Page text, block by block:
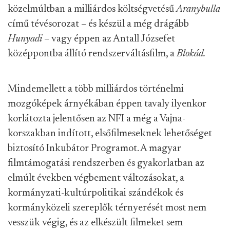
közelmúltban a milliárdos költségvetésűAranybulla
című tévésorozat – és készül a még drágább
Hunyadi – vagy éppen az Antall Józsefet
középpontba állító rendszerváltásfilm, aBlokád.
Mindemellett a több milliárdos történelmi
mozgóképek árnyékában éppen tavaly ilyenkor
korlátozta jelentősen az NFI a még a Vajna-
korszakban indított, elsőfilmeseknek lehetőséget
biztosító Inkubátor Programot. A magyar
filmtámogatási rendszerben és gyakorlatban az
elmúlt években végbement változásokat, a
kormányzati-kultúrpolitikai szándékok és
kormányközeli szereplők térnyerését most nem
vesszük végig, és az elkészült filmeket sem